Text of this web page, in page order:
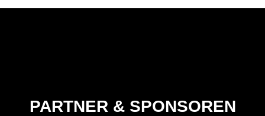
PARTNER & SPONSOREN